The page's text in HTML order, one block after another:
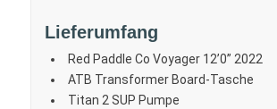
Lieferumfang
Red Paddle Co Voyager 12’0” 2022
ATB Transformer Board-Tasche
Titan 2 SUP Pumpe